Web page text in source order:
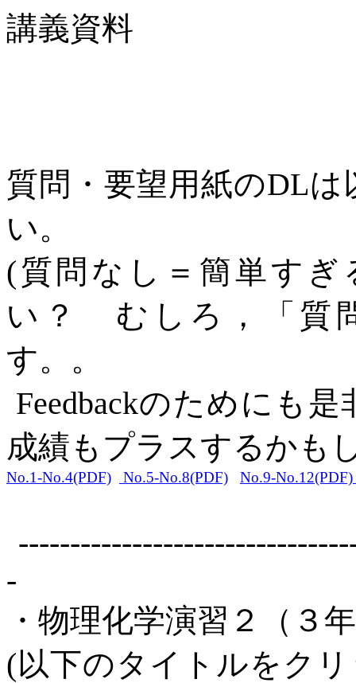
講義資料
質問・要望用紙のDLは
い。
(質問なし＝簡単す
い？ むしろ，「質
す。。
Feedbackのためにも是
成績もプラスするかも
No.1-No.4(PDF) No.5-No.8(PDF) No.9-No.12(PDF)
-
・物理化学演習２（３
(以下のタイトルをク